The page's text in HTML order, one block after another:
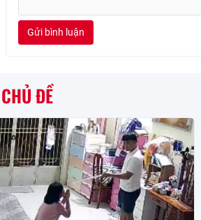
Gửi bình luận
ĐỀ